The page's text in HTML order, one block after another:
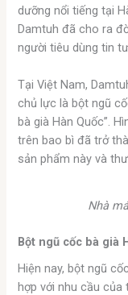
dưỡng nổi tiếng tại
Damtuh đã cho ra
người tiêu dùng tin
Tại Việt Nam,
chủ lực là bột ngũ
bà già Hàn Quốc”.
trên bao bì đã trở
sản phẩm này và
Nhà
Bột ngũ cốc bà già
Hiện nay, bột ngũ
hợp với nhu cầu của